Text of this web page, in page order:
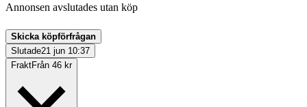
Annonsen avslutades utan köp
Skicka köpförfrågan
Slutade21 jun 10:37
FraktFrån 46 kr